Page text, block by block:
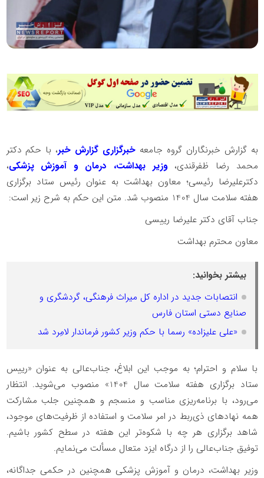
به گزارش خبرنگاران گروه جامعه خبرگزاری گزارش خبر، با حکم دکتر
محمد رضا ظفرقندی،وزیر بهداشت، درمان و آموزش پزشکی،
دکترعلیرضا رئیسی؛ معاون بهداشت به عنوان رئیس ستاد برگزاری
هفته سلامت سال 1404 منصوب شد. متن این حکم به شرح زیر است:
جناب آقای دکتر علیرضا رییسی
معاون محترم بهداشت
بیشتر بخوانید:
انتصابات جدید در اداره کل میراث فرهنگی، گردشگری و
صنایع دستی استان فارس
«علی علیزاده» رسما با حکم وزیر کشور فرماندار لامِرد شد
با سلام و احترام؛ به موجب این ابلاغ، جناب‌عالی به عنوان «رییس
ستاد برگزاری هفته سلامت سال 1404» منصوب می‌شوید. انتظار
می‌رود، با برنامه‌ریزی مناسب و منسجم و همچنین جلب مشارکت
همه نهاد‌های ذی‌ربط در امر سلامت و استفاده از ظرفیت‌های موجود،
شاهد برگزاری هر چه با شکوه‌تر این هفته در سطح کشور باشیم.
توفیق جناب‌عالی را از درگاه ایزد متعال مسألت می‌نمایم.
وزیر بهداشت، درمان و آموزش پزشکی همچنین در حکمی جداگانه،